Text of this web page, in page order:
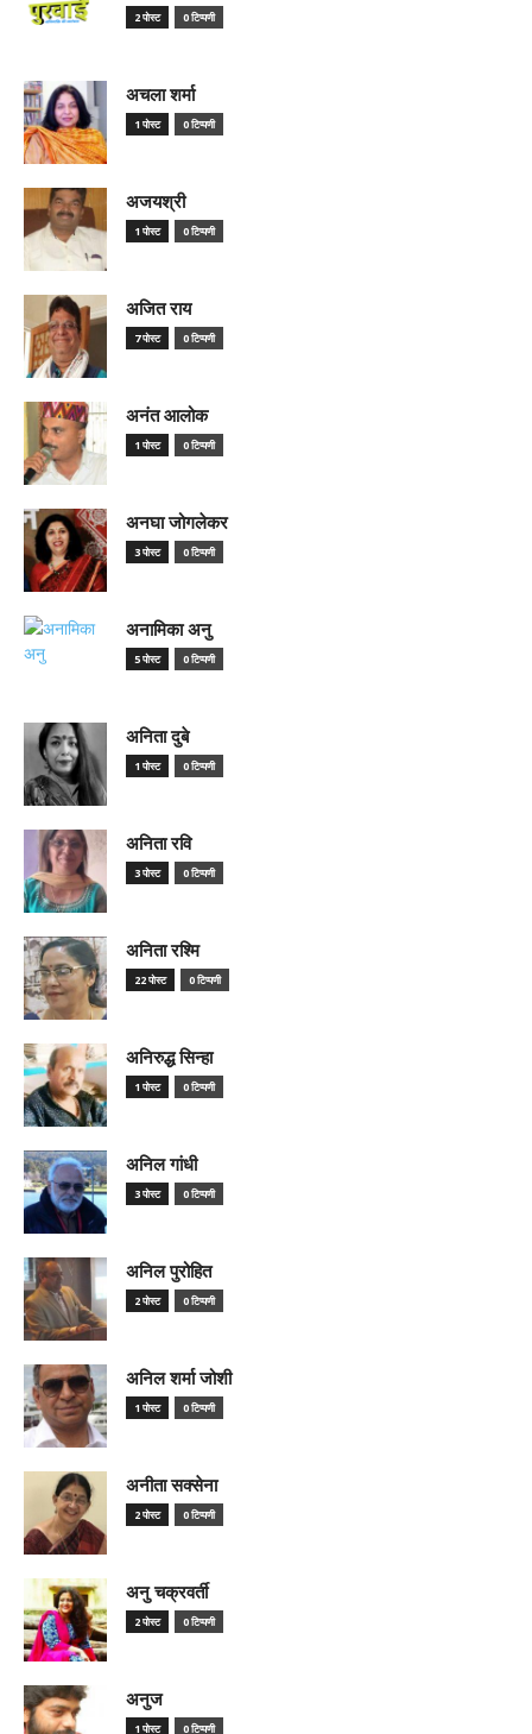
2 पोस्ट 0 टिप्पणी
अचला शर्मा
1 पोस्ट 0 टिप्पणी
अजयश्री
1 पोस्ट 0 टिप्पणी
अजित राय
7 पोस्ट 0 टिप्पणी
अनंत आलोक
1 पोस्ट 0 टिप्पणी
अनघा जोगलेकर
3 पोस्ट 0 टिप्पणी
अनामिका अनु
5 पोस्ट 0 टिप्पणी
अनिता दुबे
1 पोस्ट 0 टिप्पणी
अनिता रवि
3 पोस्ट 0 टिप्पणी
अनिता रश्मि
22 पोस्ट 0 टिप्पणी
अनिरुद्ध सिन्हा
1 पोस्ट 0 टिप्पणी
अनिल गांधी
3 पोस्ट 0 टिप्पणी
अनिल पुरोहित
2 पोस्ट 0 टिप्पणी
अनिल शर्मा जोशी
1 पोस्ट 0 टिप्पणी
अनीता सक्सेना
2 पोस्ट 0 टिप्पणी
अनु चक्रवर्ती
2 पोस्ट 0 टिप्पणी
अनुज
1 पोस्ट 0 टिप्पणी